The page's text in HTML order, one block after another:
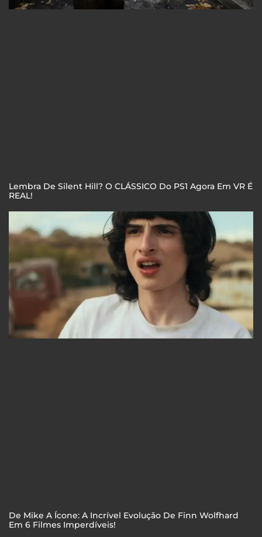
Lembra De Silent Hill? O CLÁSSICO Do PS1 Agora Em VR É
REAL!
De Mike A Ícone: A Incrível Evolução De Finn Wolfhard
Em 6 Filmes Imperdíveis!